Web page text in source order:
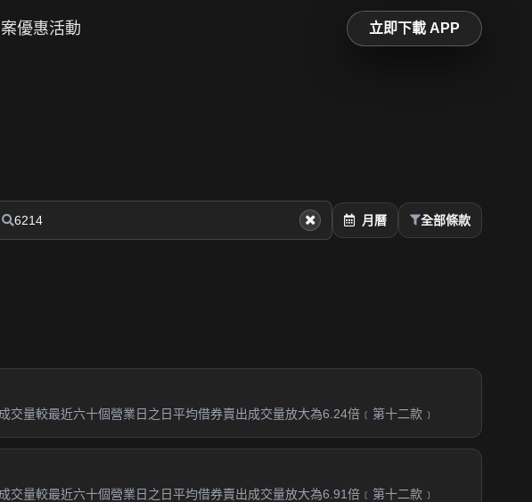
優惠活動 立即下載 APP
月曆 全部條款
量較最近六十個營業日之日平均借券賣出成交量放大為6.24倍﹝第十二款﹞
量較最近六十個營業日之日平均借券賣出成交量放大為6.91倍﹝第十二款﹞